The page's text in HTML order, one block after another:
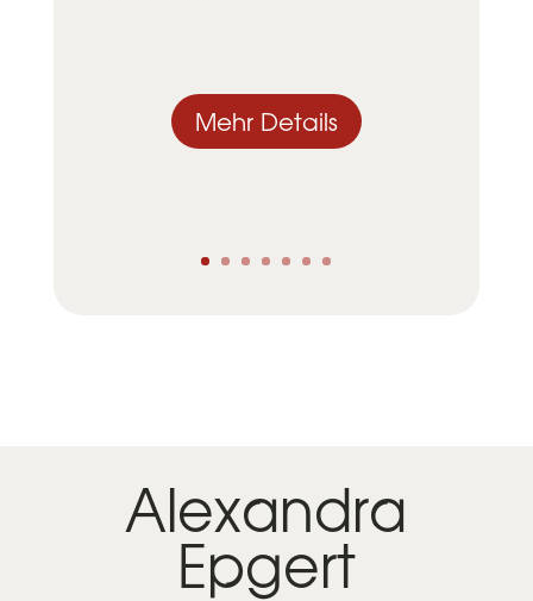
Mehr Details
Alexandra
Epgert